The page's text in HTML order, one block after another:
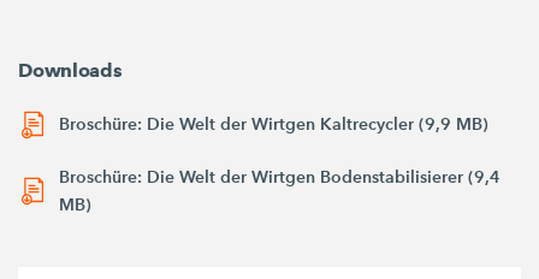
Downloads
Broschüre: Die Welt der Wirtgen Kaltrecycler (9,9 MB)
Broschüre: Die Welt der Wirtgen Bodenstabilisierer (9,4
MB)